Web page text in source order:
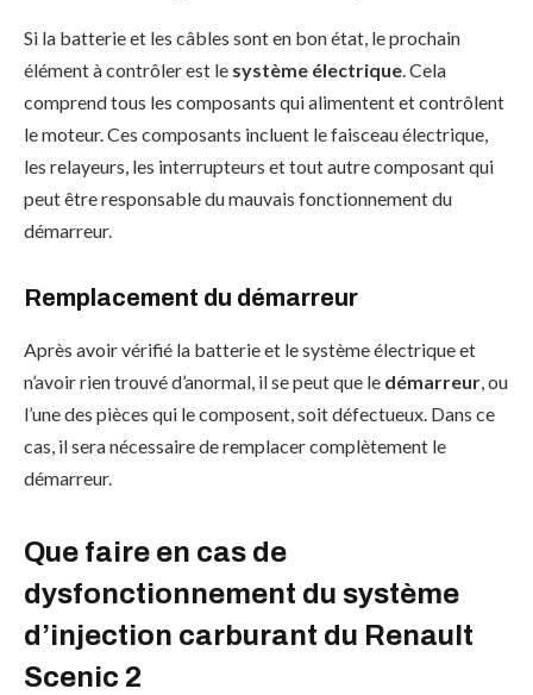
Si la batterie et les câbles sont en bon état, le prochain
élément à contrôler est le système électrique. Cela
comprend tous les composants qui alimentent et contrôlent
le moteur. Ces composants incluent le faisceau électrique,
les relayeurs, les interrupteurs et tout autre composant qui
peut être responsable du mauvais fonctionnement du
démarreur.
Remplacement du démarreur
Après avoir vérifié la batterie et le système électrique et
n’avoir rien trouvé d’anormal, il se peut que le démarreur, ou
l’une des pièces qui le composent, soit défectueux. Dans ce
cas, il sera nécessaire de remplacer complètement le
démarreur.
Que faire en cas de
dysfonctionnement du système
d’injection carburant du Renault
Scenic 2